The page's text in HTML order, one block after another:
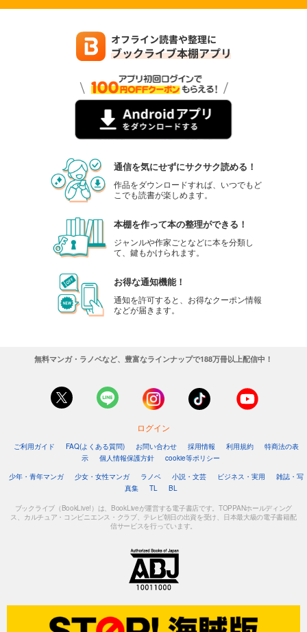
通信を気にせずにサクサク読める！
作品をダウンロードすれば、いつでもど
こでも読書が楽しめます。
本棚を作って本の整理ができる！
ジャンルや作家ごとなどに本を分類し
て、鍵もかけられます。
お得な通知機能！
通知を許可すると、お得なクーポン情報
などが届きます。
無料マンガ・ラノベなど、豊富なラインナップで188万冊以上配信中！
ログイン
ご利用ガイド FAQ(よくある質問) お問い合わせ 採用情報 利用規約
特商法の表
示
個人情報保護方針
cookie等ポリシー
少年・青年マンガ
少女・女性マンガ ラノベ 小説・文芸 ビジネス・実用
雑誌・写
真集
TL BL
ブックライブ（BookLive!）は、BookLiveが運営する電子書店です。TOPPANホールディング
ス、カルチュア・コンビニエンス・クラブ、テレビ朝日の出資を受け、日本最大級の電子書籍配
信サービスを行っています。